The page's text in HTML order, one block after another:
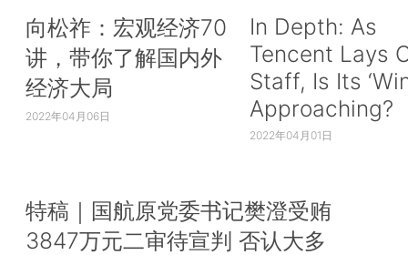
向松祚：宏观经济70
讲，带你了解国内外
经济大局
2022年04月06日
In Depth: As
Tencent Lays
Staff, Is Its
Approaching?
2022年04月01日
特稿｜国航原党委书记樊澄受贿
3847万元二审待宣判 否认大多